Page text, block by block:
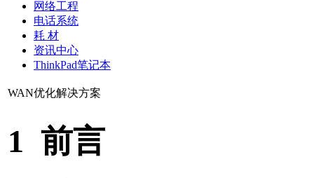
网络工程
电话系统
耗 材
资讯中心
ThinkPad笔记本
WAN优化解决方案
1 前言